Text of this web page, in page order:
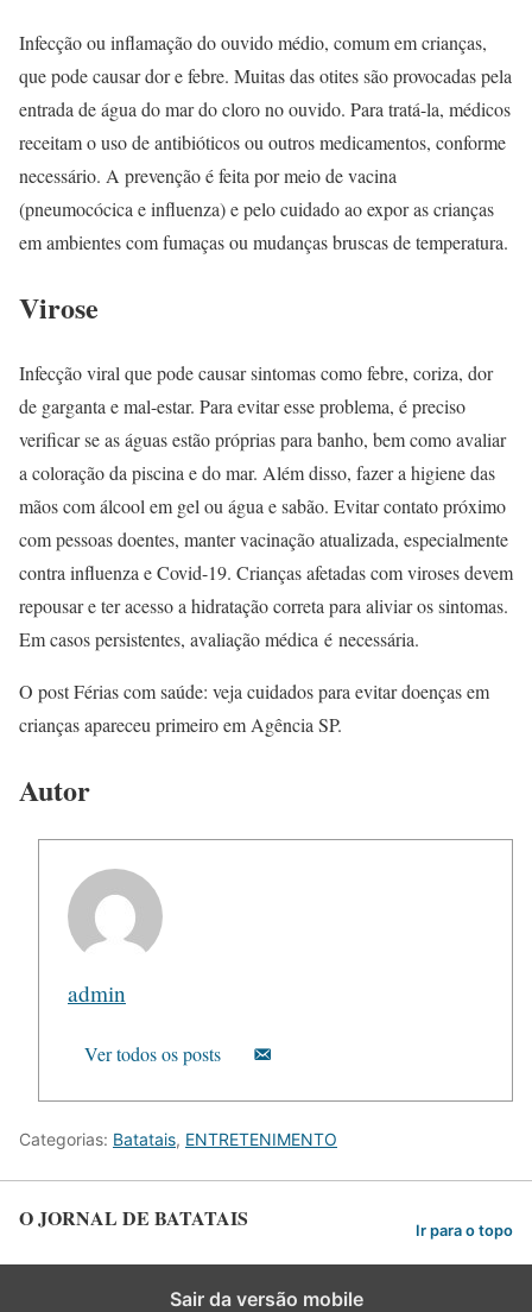
Infecção ou inflamação do ouvido médio, comum em crianças,
que pode causar dor e febre. Muitas das otites são provocadas pela
entrada de água do mar do cloro no ouvido. Para tratá-la, médicos
receitam o uso de antibióticos ou outros medicamentos, conforme
necessário. A prevenção é feita por meio de vacina
(pneumocócica e influenza) e pelo cuidado ao expor as crianças
em ambientes com fumaças ou mudanças bruscas de temperatura.
Virose
Infecção viral que pode causar sintomas como febre, coriza, dor
de garganta e mal-estar. Para evitar esse problema, é preciso
verificar se as águas estão próprias para banho, bem como avaliar
a coloração da piscina e do mar. Além disso, fazer a higiene das
mãos com álcool em gel ou água e sabão. Evitar contato próximo
com pessoas doentes, manter vacinação atualizada, especialmente
contra influenza e Covid-19. Crianças afetadas com viroses devem
repousar e ter acesso a hidratação correta para aliviar os sintomas.
Em casos persistentes, avaliação médica é necessária.
O post Férias com saúde: veja cuidados para evitar doenças em
crianças apareceu primeiro em Agência SP.
Autor
admin
Ver todos os posts
Categorias: Batatais, ENTRETENIMENTO
O JORNAL DE BATATAIS Ir para o topo
Sair da versão mobile